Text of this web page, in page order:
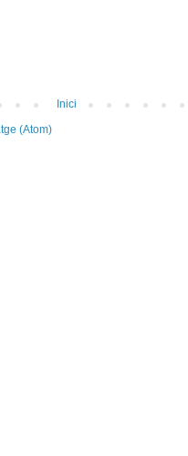
Inici
(Atom)